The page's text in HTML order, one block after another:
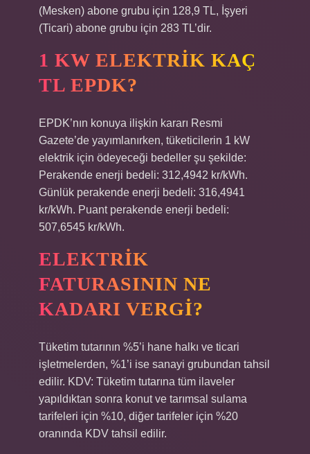
(Mesken) abone grubu için 128,9 TL, İşyeri
(Ticari) abone grubu için 283 TL’dir.
1 KW ELEKTRIK KAÇ
TL EPDK?
EPDK’nın konuya ilişkin kararı Resmi
Gazete’de yayımlanırken, tüketicilerin 1 kW
elektrik için ödeyeceği bedeller şu şekilde:
Perakende enerji bedeli: 312,4942 kr/kWh.
Günlük perakende enerji bedeli: 316,4941
kr/kWh. Puant perakende enerji bedeli:
507,6545 kr/kWh.
ELEKTRIK
FATURASININ NE
KADARI VERGI?
Tüketim tutarının %5’i hane halkı ve ticari
işletmelerden, %1’i ise sanayi grubundan tahsil
edilir. KDV: Tüketim tutarına tüm ilaveler
yapıldıktan sonra konut ve tarımsal sulama
tarifeleri için %10, diğer tarifeler için %20
oranında KDV tahsil edilir.